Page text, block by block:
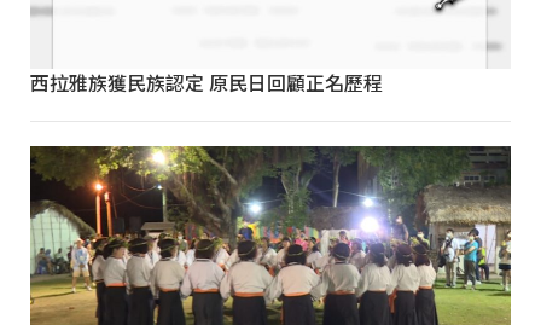
西拉雅族獲民族認定 原民日回顧正名歷程